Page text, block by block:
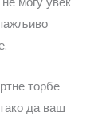
торбе
да ваш